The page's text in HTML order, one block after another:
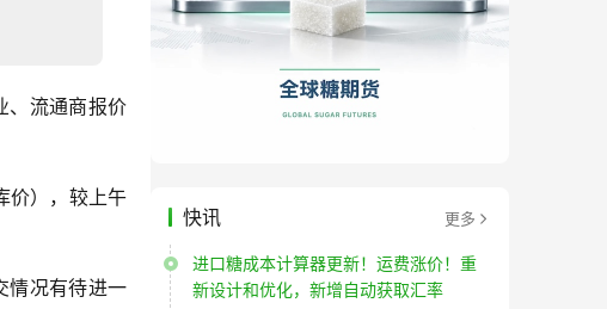
、流通商报价
价），较上午
情况有待进一
快讯 更多
进口糖成本计算器更新！运费涨价！重
新设计和优化，新增自动获取汇率